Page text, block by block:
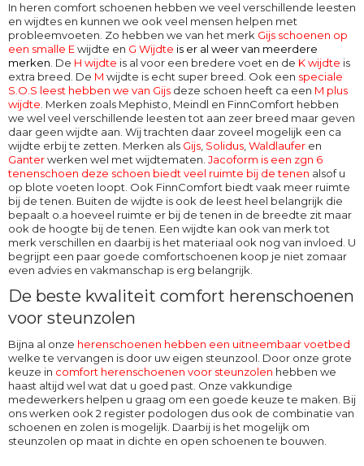
In heren comfort schoenen hebben we veel verschillende leesten
en wijdtes en kunnen we ook veel mensen helpen met
probleemvoeten. Zo hebben we van het merk Gijs schoenen op
een smalle Ewijdte en G Wijdte is er al weer van meerdere
merken. De H wijdte is al voor een bredere voet en de K wijdte is
extra breed. De M wijdte is echt super breed. Ook een speciale
S.O.S leest hebben we van Gijs deze schoen heeft ca een M plus
wijdte. Merken zoals Mephisto, Meindl en FinnComfort hebben
we wel veel verschillende leesten tot aan zeer breed maar geven
daar geen wijdte aan. Wij trachten daar zoveel mogelijk een ca
wijdte erbij te zetten. Merken als Gijs, Solidus,Waldlaufer en
Ganterwerken wel met wijdtematen. Jacoform is een zgn 6
tenenschoen deze schoen biedt veel ruimte bij de tenen alsof u
op blote voeten loopt. Ook FinnComfort biedt vaak meer ruimte
bij de tenen. Buiten de wijdte is ook de leest heel belangrijk die
bepaalt o.a hoeveel ruimte er bij de tenen in de breedte zit maar
ook de hoogte bij de tenen. Een wijdte kan ook van merk tot
merk verschillen en daarbij is het materiaal ook nog van invloed. U
begrijpt een paar goede comfortschoenen koop je niet zomaar
even advies en vakmanschap is erg belangrijk.
De beste kwaliteit comfort herenschoenen
voor steunzolen
Bijna al onze herenschoenen hebben een uitneembaar voetbed
welke te vervangen is door uw eigen steunzool. Door onze grote
keuze in comfort herenschoenen voor steunzolen hebben we
haast altijd wel wat dat u goed past. Onze vakkundige
medewerkers helpen u graag om een goede keuze te maken. Bij
ons werken ook 2 register podologen dus ook de combinatie van
schoenen en zolen is mogelijk. Daarbij is het mogelijk om
steunzolen op maat in dichte en open schoenen te bouwen.